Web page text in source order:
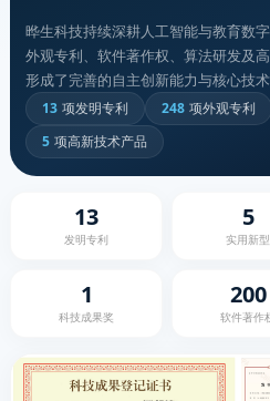
晔生科技持续深耕人工智能与教育数
外观专利、软件著作权、算法研发及
形成了完善的自主创新能力与核心技术
13 项发明专利 248 项外观专利
5 项高新技术产品
13
发明专利
5
实用新型
1
科技成果奖
200
软件著作